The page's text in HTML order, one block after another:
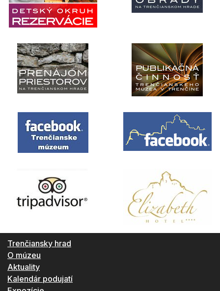
Trenčiansky hrad
O múzeu
Aktuality
Kalendár podujatí